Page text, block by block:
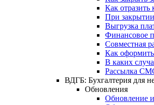
Как отразить
При закрытии
Выгрузка
Финансовое
Совместная
Как
В каких
Рассылка
ВДГБ: Бухгалтерия для
Обновления
Обновление